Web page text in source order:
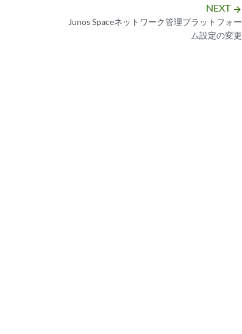
NEXT arrow_forward
Junos Spaceネットワーク管理プラットフォー
ム設定の変更